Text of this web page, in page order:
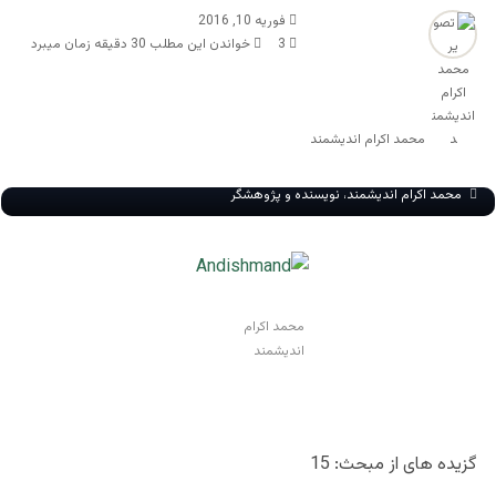
محمد اکرام اندیشمند
فوریه 10, 2016
3
خواندن این مطلب 30 دقیقه زمان میبرد
محمد اکرام اندیشمند، نویسنده و پژوهشگر
محمد اکرام
اندیشمند
گزیده های از مبحث: 15